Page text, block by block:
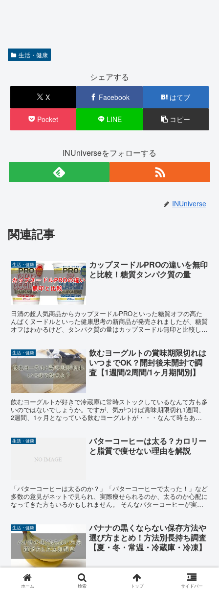
生活・健康
シェアする
X Facebook はてブ
Pocket LINE コピー
INUniverseをフォローする
INUniverse
関連記事
生活・健康
カップヌードルPROの違いを無印
と比較！糖質タンパク質の量
日清の超人気商品からカップヌードルPROといった糖質オフの高た
んぱくヌードルといった健康思考の新商品が発売されましたが、糖質
オフはわかるけど、タンパク質の量はカップヌードル無印と比較して
生活・健康
飲むヨーグルトの賞味期限切れは
いつまでOK？開封後未開封で調
査【1週間/2周間/1ヶ月期間別】
飲むヨーグルトが好きで冷蔵庫に常時ストックしているなんて方も多
いのではないでしょうか。ですが、気がつけば賞味期限切れ1週間、
2週間、1ヶ月となっている飲むヨーグルトが・・・なんて時もある
生活・健康
バターコーヒーは太る？カロリー
と脂質で痩せない理由を解説
「バターコーヒーは太るのか？」「バターコーヒーで太った！」など
多数の意見がネットで見られ、実際痩せられるのか、太るのか心配に
なってきた方もいるかもしれません。 そんなバターコーヒーが実際
生活・健康
バナナの黒くならない保存方法や
選び方まとめ！方法別長持ち調査
【夏・冬・常温・冷蔵庫・冷凍】
安くて美味しいバナナは栄養もあって 庶民の大人気フルーツですよ
ね。 そのまま食べても良し、ミキサーで 飲み物にしても良しです。
ホーム 検索 トップ サイドバー